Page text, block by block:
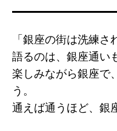
「銀座の街は洗練
語るのは、銀座通い
楽しみながら銀座で
う。
通えば通うほど、銀